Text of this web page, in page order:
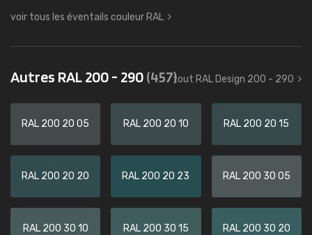
voir tous les éventails couleur RAL
Autres RAL 200 - 290(457)tout RAL Design 200 - 290
RAL 200 20 05 RAL 200 20 10 RAL 200 20 15
RAL 200 20 20 RAL 200 20 23 RAL 200 30 05
RAL 200 30 10 RAL 200 30 15 RAL 200 30 20